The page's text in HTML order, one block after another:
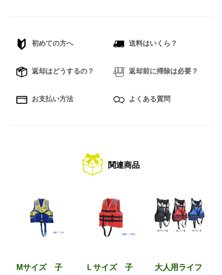
初めての方へ 送料はいくら？
返却はどうするの？ 返却前に掃除は必要？
お支払い方法 よくある質問
関連商品
Mサイズ 子
Ｌサイズ 子
大人用ライフ